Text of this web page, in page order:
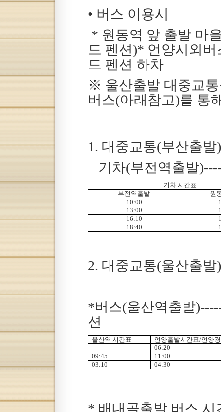
• 버스 이용시
* 원동역 앞 출발 마
드 펜션)* 언양시외
드 펜션 하차
※ 울산출발 대중교
버스(아래참고)를 통
1. 대중교통(부산출발)
기차(부전역출발
기차 시간표
부전역출발
원
10:00
13:00
16:10
18:40
2. 대중교통(울산출
*버스(울산역출발
션
울산역 시간표
언양출발시간표/언양
06:20
09:45
11:00
03:10
04:30
* 배내골출발 버스 시